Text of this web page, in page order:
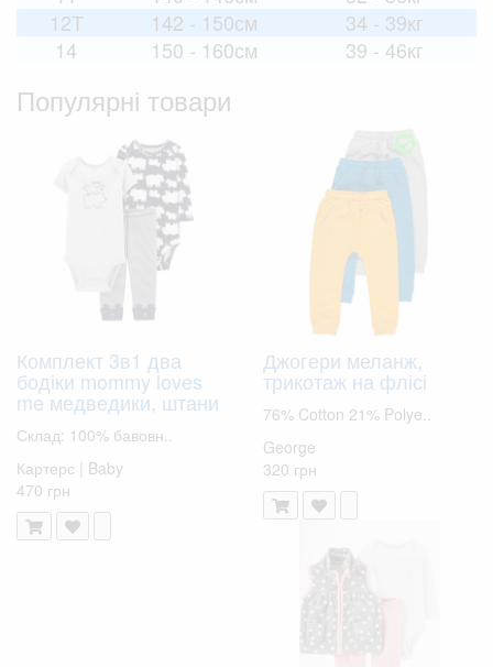
12T
142 - 150см
34 - 39кг
14
150 - 160см 39 - 46кг
Популярні товари
Комплект 3в1 два
бодіки mommy loves
me медведики, штани
Склад: 100% бавовн..
Картерс | Baby
470 грн
Джогери меланж,
трикотаж на флісі
76% Cotton 21% Polye..
George
320 грн